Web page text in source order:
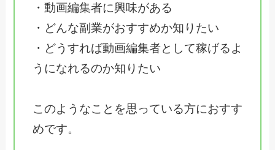
・動画編集者に興味がある
・どんな副業がおすすめか知りたい
・どうすれば動画編集者として稼げるよ
うになれるのか知りたい
このようなことを思っている方におすす
めです。